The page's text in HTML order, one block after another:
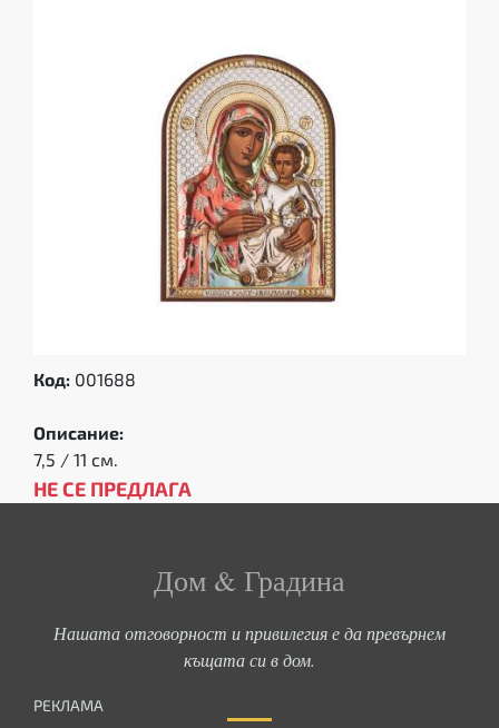
Код: 001688
Описание:
7,5 / 11 см.
НЕ СЕ ПРЕДЛАГА
Дом & Градина
Нашата отговорност и привилегия е да превърнем
къщата си в дом.
РЕКЛАМА